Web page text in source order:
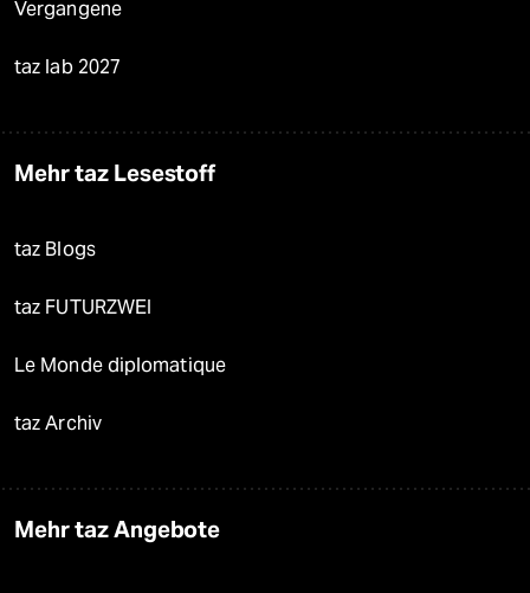
Vergangene
taz lab 2027
Mehr taz Lesestoff
taz Blogs
taz FUTURZWEI
Le Monde diplomatique
taz Archiv
Mehr taz Angebote